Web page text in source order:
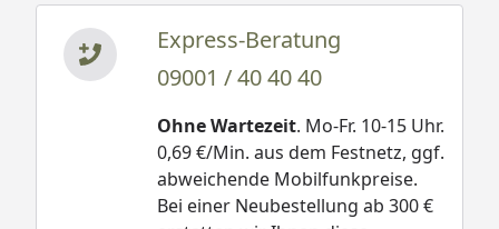
Express-Beratung
09001 / 40 40 40
Ohne Wartezeit. Mo-Fr. 10-15 Uhr.
0,69 €/Min. aus dem Festnetz, ggf.
abweichende Mobilfunkpreise.
Bei einer Neubestellung ab 300 €